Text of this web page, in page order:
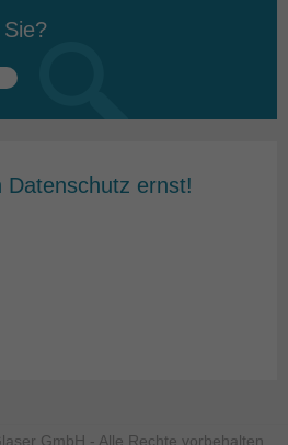
Datenschutz ernst!
GmbH - Alle Rechte vorbehalten.